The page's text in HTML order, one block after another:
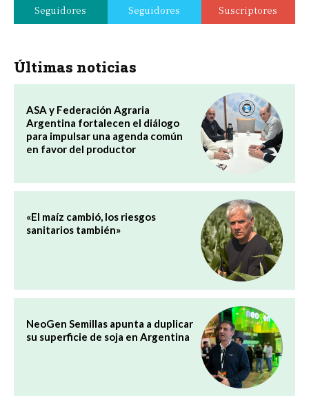
Seguidores Seguidores Suscriptores
Últimas noticias
ASA y Federación Agraria
Argentina fortalecen el diálogo
para impulsar una agenda común
en favor del productor
«El maíz cambió, los riesgos
sanitarios también»
NeoGen Semillas apunta a duplicar
su superficie de soja en Argentina